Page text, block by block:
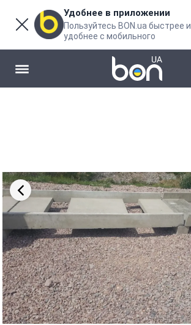
Удобнее в приложении
Пользуйтесь BON.ua быстрее и
удобнее с мобильного